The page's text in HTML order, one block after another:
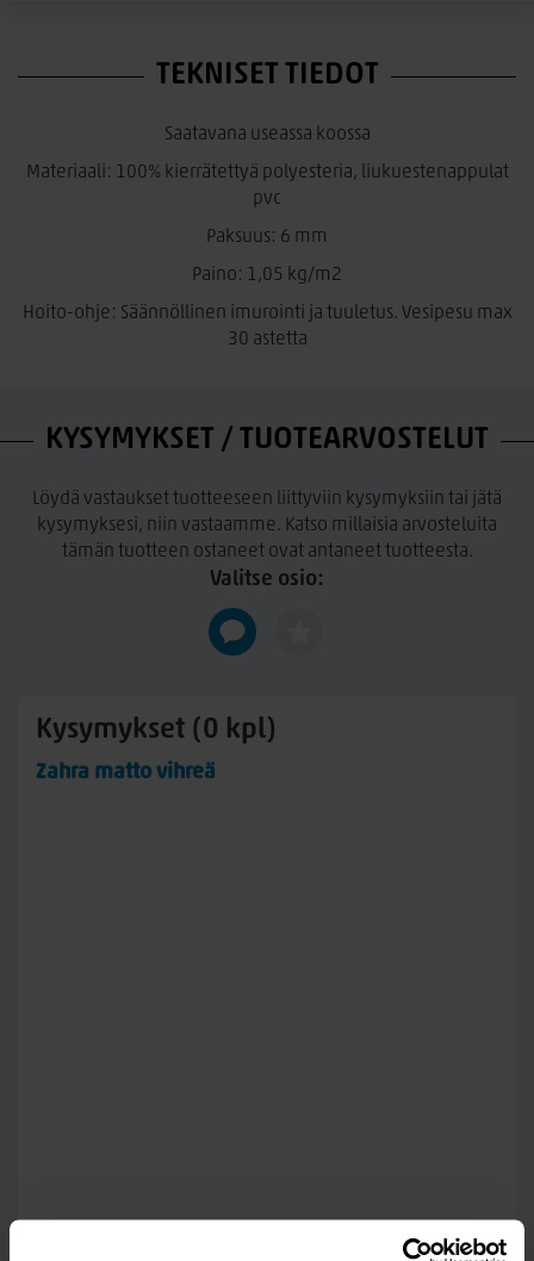
TEKNISET TIEDOT
Saatavana useassa koossa
Materiaali: 100% kierrätettyä polyesteria, liukuestenappulat
pvc
Paksuus: 6 mm
Paino: 1,05 kg/m2
Hoito-ohje: Säännöllinen imurointi ja tuuletus. Vesipesu max
30 astetta
KYSYMYKSET / TUOTEARVOSTELUT
Löydä vastaukset tuotteeseen liittyviin kysymyksiin tai jätä
kysymyksesi, niin vastaamme. Katso millaisia arvosteluita
tämän tuotteen ostaneet ovat antaneet tuotteesta.
Valitse osio:
Kysymykset (0 kpl)
Zahra matto vihreä